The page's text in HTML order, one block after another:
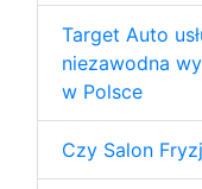
Target Auto
niezawodna
w Polsce
Czy Salon